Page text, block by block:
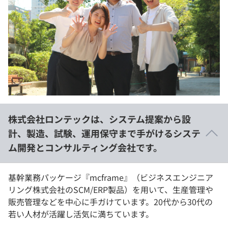
新卒エージェント
イベント・セミナー
インタビュー
4択課題
ナレッジ
リファレンス
プラン
個人向けプラン
法人向けプラン
学校向けプラン
契約内容・クーポン
SQL
評価結果一覧
再チャレンジ結果一覧
メディア
Tech Team Journal
paiza times
note
paizaとは？
株式会社ロンテックは、システム提案から設
計、製造、試験、運用保守まで手がけるシステ
ム開発とコンサルティング会社です。
基幹業務パッケージ『mcframe』（ビジネスエンジニア
リング株式会社のSCM/ERP製品）を用いて、生産管理や
販売管理などを中心に手ガけています。20代から30代の
若い人材が活躍し活気に満ちています。